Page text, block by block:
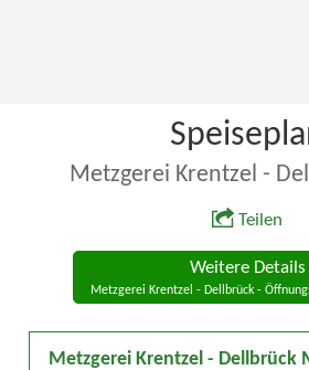
Metzgerei Krentzel -
Teilen
Weitere Details
Metzgerei Krentzel - Dellbrück -
Metzgerei Krentzel - Dellbrück